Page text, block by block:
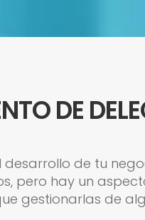
DE
desarrollo de tu
pero hay un
gestionarlas de